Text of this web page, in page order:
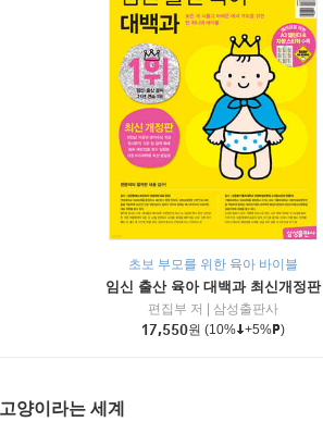
초보 부모를 위한 육아 바이블
임신 출산 육아 대백과 최신개정판
편집부 저
삼성출판사
17,550원 (10% +5% )
고양이라는 세계